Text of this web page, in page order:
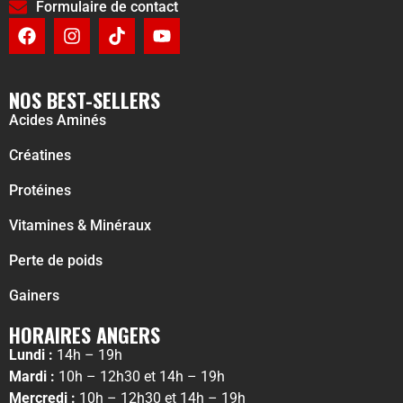
Formulaire de contact
NOS BEST-SELLERS
Acides Aminés
Créatines
Protéines
Vitamines & Minéraux
Perte de poids
Gainers
HORAIRES ANGERS
Lundi : 14h – 19h
Mardi : 10h – 12h30 et 14h – 19h
Mercredi : 10h – 12h30 et 14h – 19h